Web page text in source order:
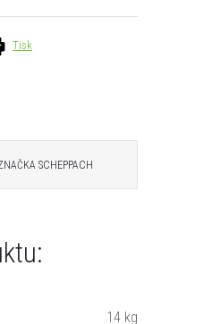
Tisk
SCHEPPACH
14 kg